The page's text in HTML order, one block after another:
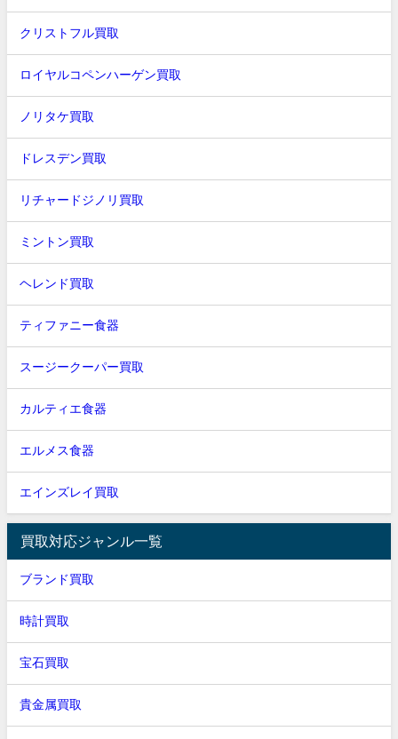
クリストフル買取
ロイヤルコペンハーゲン買取
ノリタケ買取
ドレスデン買取
リチャードジノリ買取
ミントン買取
ヘレンド買取
ティファニー食器
スージークーパー買取
カルティエ食器
エルメス食器
エインズレイ買取
買取対応ジャンル一覧
ブランド買取
時計買取
宝石買取
貴金属買取